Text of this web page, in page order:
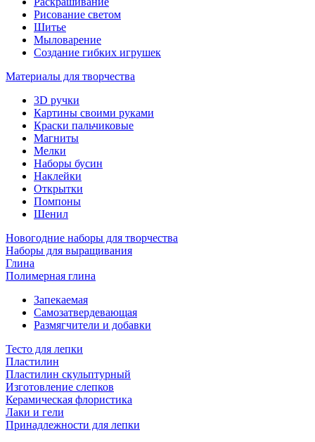
Рисование светом
Шитье
Мыловарение
Создание гибких игрушек
Материалы для творчества
3D ручки
Картины своими руками
Краски пальчиковые
Магниты
Мелки
Наборы бусин
Наклейки
Открытки
Помпоны
Шенил
Новогодние наборы для творчества
Наборы для выращивания
Глина
Полимерная глина
Запекаемая
Самозатвердевающая
Размягчители и добавки
Тесто для лепки
Пластилин
Пластилин скульптурный
Изготовление слепков
Керамическая флористика
Лаки и гели
Принадлежности для лепки